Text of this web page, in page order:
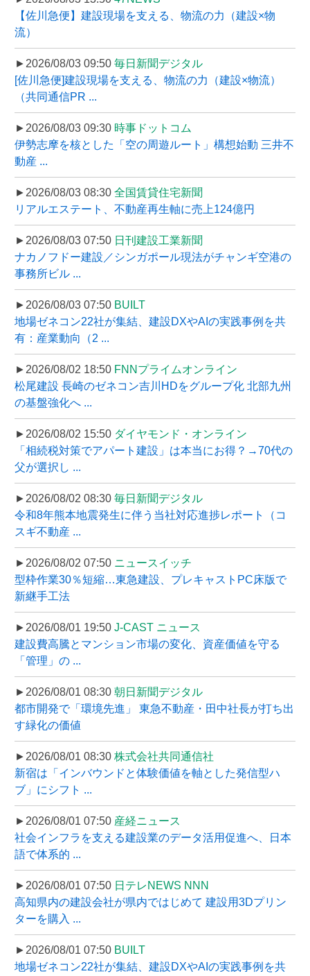
【佐川急便】建設現場を支える、物流の力（建設×物
流）
►2026/08/03 09:50 毎日新聞デジタル
[佐川急便]建設現場を支える、物流の力（建設×物流）
（共同通信PR ...
►2026/08/03 09:30 時事ドットコム
伊勢志摩を核とした「空の周遊ルート」構想始動 三井不
動産 ...
►2026/08/03 08:30 全国賃貸住宅新聞
リアルエステート、不動産再生軸に売上124億円
►2026/08/03 07:50 日刊建設工業新聞
ナカノフドー建設／シンガポール現法がチャンギ空港の
事務所ビル ...
►2026/08/03 07:50 BUILT
地場ゼネコン22社が集結、建設DXやAIの実践事例を共
有：産業動向（2 ...
►2026/08/02 18:50 FNNプライムオンライン
松尾建設 長崎のゼネコン吉川HDをグループ化 北部九州
の基盤強化へ ...
►2026/08/02 15:50 ダイヤモンド・オンライン
「相続税対策でアパート建設」は本当にお得？→70代の
父が選択し ...
►2026/08/02 08:30 毎日新聞デジタル
令和8年熊本地震発生に伴う当社対応進捗レポート（コ
スギ不動産 ...
►2026/08/02 07:50 ニュースイッチ
型枠作業30％短縮…東急建設、プレキャストPC床版で
新継手工法
►2026/08/01 19:50 J-CAST ニュース
建設費高騰とマンション市場の変化、資産価値を守る
「管理」の ...
►2026/08/01 08:30 朝日新聞デジタル
都市開発で「環境先進」 東急不動産・田中社長が打ち出
す緑化の価値
►2026/08/01 08:30 株式会社共同通信社
新宿は「インバウンドと体験価値を軸とした発信型ハ
ブ」にシフト ...
►2026/08/01 07:50 産経ニュース
社会インフラを支える建設業のデータ活用促進へ、日本
語で体系的 ...
►2026/08/01 07:50 日テレNEWS NNN
高知県内の建設会社が県内ではじめて 建設用3Dプリン
ターを購入 ...
►2026/08/01 07:50 BUILT
地場ゼネコン22社が集結、建設DXやAIの実践事例を共